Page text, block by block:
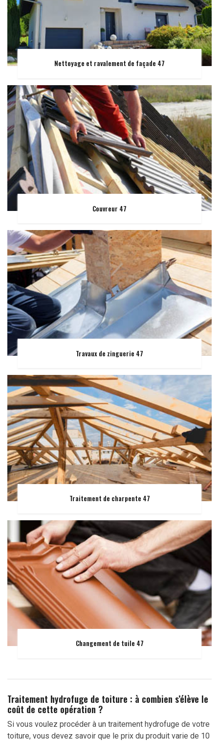
Nettoyage et ravalement de façade 47
Couvreur 47
Travaux de zinguerie 47
Traitement de charpente 47
Changement de tuile 47
Traitement hydrofuge de toiture : à combien s’élève le
coût de cette opération ?
Si vous voulez procéder à un traitement hydrofuge de votre
toiture, vous devez savoir que le prix du produit varie de 10